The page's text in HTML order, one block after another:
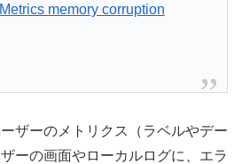
memory corruption
ザーのメトリクス（ラベルやデー
ーの画面やローカルログに、エラ